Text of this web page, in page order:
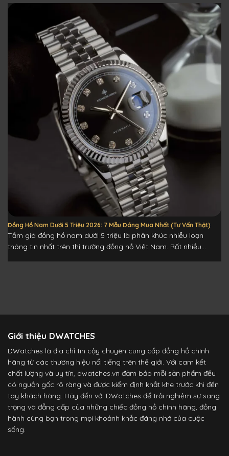
Đồng Hồ Nam Dưới 5 Triệu 2026: 7 Mẫu Đáng Mua Nhất (Tư Vấn Thật)
Tầm giá đồng hồ nam dưới 5 triệu là phân khúc nhiễu loạn
thông tin nhất trên thị trường đồng hồ Việt Nam. Rất nhiều...
Giới thiệu DWATCHES
DWatches là địa chỉ tin cậy chuyên cung cấp đồng hồ chính
hãng từ các thương hiệu nổi tiếng trên thế giới. Với cam kết
chất lượng và uy tín, dwatches.vn đảm bảo mỗi sản phẩm đều
có nguồn gốc rõ ràng và được kiểm định khắt khe trước khi đến
tay khách hàng. Hãy đến với DWatches để trải nghiệm sự sang
trọng và đẳng cấp của những chiếc đồng hồ chính hãng, đồng
hành cùng bạn trong mọi khoảnh khắc đáng nhớ của cuộc
sống.